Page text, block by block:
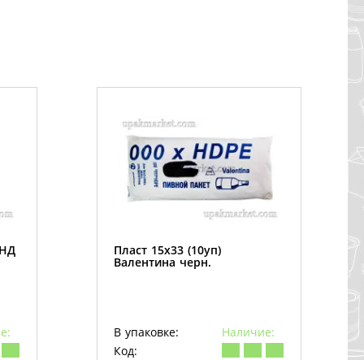
Пласт 15х33 (10уп)
Валентина черн.
В упаковке:
Наличие:
Код: